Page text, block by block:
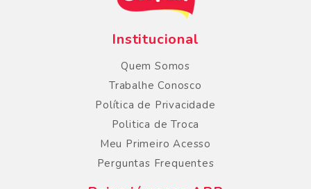
Institucional
Quem Somos
Trabalhe Conosco
Política de Privacidade
Politica de Troca
Meu Primeiro Acesso
Perguntas Frequentes